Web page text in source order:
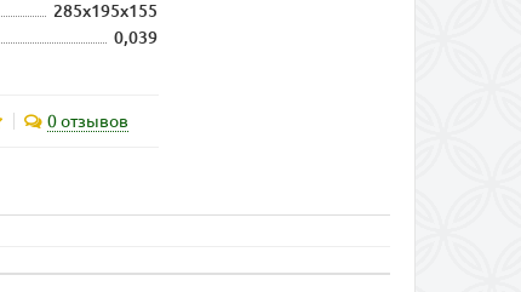
285х195х155
0,039
0 отзывов